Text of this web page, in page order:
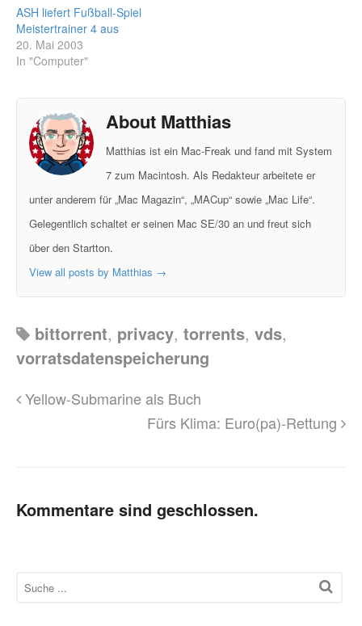
ASH liefert Fußball-Spiel
Meistertrainer 4 aus
20. Mai 2003
In "Computer"
About Matthias
Matthias ist ein Mac-Freak und fand mit System
7 zum Macintosh. Als Redakteur arbeitete er
unter anderem für „Mac Magazin“, „MACup“ sowie „Mac Life“.
Gelegentlich schaltet er seinen Mac SE/30 an und freut sich
über den Startton.
View all posts by Matthias →
bittorrent, privacy, torrents, vds,
vorratsdatenspeicherung
Yellow-Submarine als Buch
Fürs Klima: Euro(pa)-Rettung
Kommentare sind geschlossen.